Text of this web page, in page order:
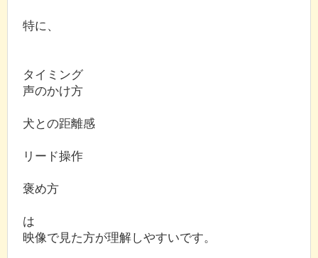
特に、
タイミング
声のかけ方
犬との距離感
リード操作
褒め方
は
映像で見た方が理解しやすいです。